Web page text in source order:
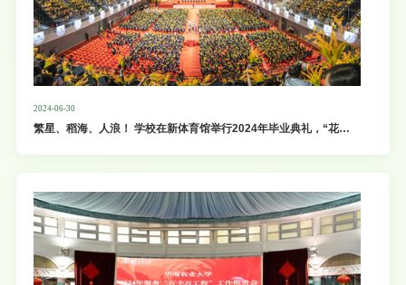
2024-06-30
繁星、稻海、人浪！ 学校在新体育馆举行2024年毕业典礼，“花